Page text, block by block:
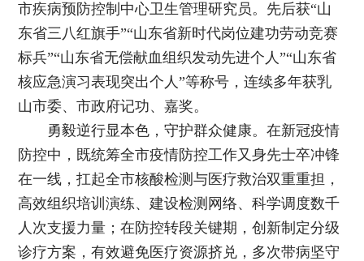
市疾病预防控制中心卫生管理研究员。先后获“山
东省三八红旗手”“山东省新时代岗位建功劳动竞赛
标兵”“山东省无偿献血组织发动先进个人”“山东省
核应急演习表现突出个人”等称号，连续多年获乳
山市委、市政府记功、嘉奖。
勇毅逆行显本色，守护群众健康。在新冠疫情
防控中，既统筹全市疫情防控工作又身先士卒冲锋
在一线，扛起全市核酸检测与医疗救治双重重担，
高效组织培训演练、建设检测网络、科学调度数千
人次支援力量；在防控转段关键期，创新制定分级
诊疗方案，有效避免医疗资源挤兑，多次带病坚守